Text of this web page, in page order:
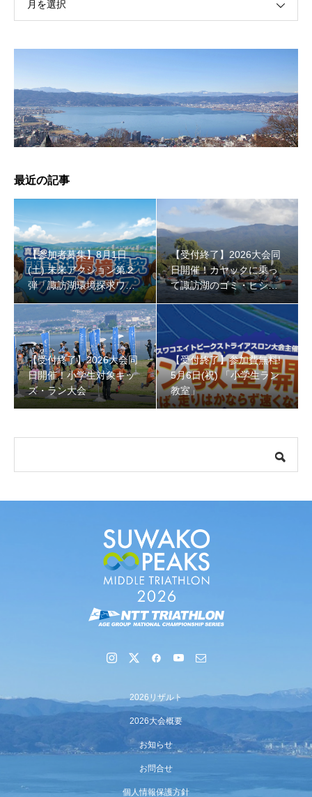
【受付終了】2026大会同日開催！カヤックに乗って諏訪
【受付終了】2026大会同日開催！小学生対象キッズ・ラ
ン大会
【受付終了】参加費無料! 5月6日(祝) 「小学生ラン教室」
月を選択
最近の記事
【参加者募集】8月1日
(土) 未来アクション第２
弾「諏訪湖環境探求ワー
クショップ」小学４年生
から！
【受付終了】2026大会同
日開催！カヤックに乗っ
て諏訪湖のゴミ・ヒシを
回収しよう！
【受付終了】2026大会同
日開催！小学生対象キッ
ズ・ラン大会
【受付終了】参加費無料!
5月6日(祝) 「小学生ラン
教室」
2026リザルト
2026大会概要
お知らせ
お問合せ
個人情報保護方針